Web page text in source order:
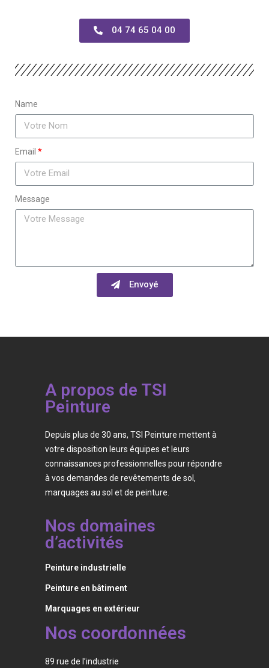
04 74 65 04 00
Name
Email
Message
Envoyé
A propos de TSI
Peinture
Depuis plus de 30 ans, TSI Peinture mettent à
votre disposition leurs équipes et leurs
connaissances professionnelles pour répondre
à vos demandes de revêtements de sol,
marquages au sol et de peinture.
Nos domaines
d’activités
Peinture industrielle
Peinture en bâtiment
Marquages en extérieur
Nos coordonnées
89 rue de l’industrie